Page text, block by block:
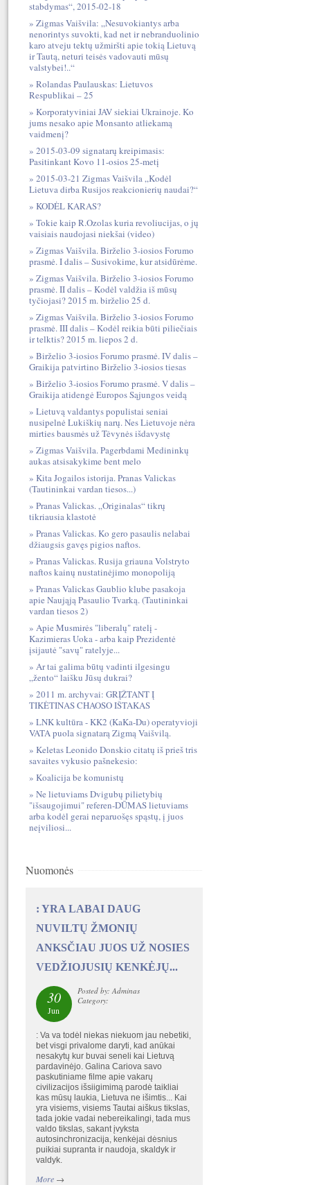
stabdymas“, 2015-02-18
Zigmas Vaišvila: „Nesuvokiantys arba
nenorintys suvokti, kad net ir nebranduolinio
karo atveju tektų užmiršti apie tokią Lietuvą
ir Tautą, neturi teisės vadovauti mūsų
valstybei!..“
Rolandas Paulauskas: Lietuvos
Respublikai – 25
Korporatyviniai JAV siekiai Ukrainoje. Ko
jums nesako apie Monsanto atliekamą
vaidmenį?
2015-03-09 signatarų kreipimasis:
Pasitinkant Kovo 11-osios 25-metį
2015-03-21 Zigmas Vaišvila „Kodėl
Lietuva dirba Rusijos reakcionierių naudai?“
KODĖL KARAS?
Tokie kaip R.Ozolas kuria revoliucijas, o jų
vaisiais naudojasi niekšai (video)
Zigmas Vaišvila. Birželio 3-iosios Forumo
prasmė. I dalis – Susivokime, kur atsidūrėme.
Zigmas Vaišvila. Birželio 3-iosios Forumo
prasmė. II dalis – Kodėl valdžia iš mūsų
tyčiojasi? 2015 m. birželio 25 d.
Zigmas Vaišvila. Birželio 3-iosios Forumo
prasmė. III dalis – Kodėl reikia būti piliečiais
ir telktis? 2015 m. liepos 2 d.
Birželio 3-iosios Forumo prasmė. IV dalis –
Graikija patvirtino Birželio 3-iosios tiesas
Birželio 3-iosios Forumo prasmė. V dalis –
Graikija atidengė Europos Sąjungos veidą
Lietuvą valdantys populistai seniai
nusipelnė Lukiškių narų. Nes Lietuvoje nėra
mirties bausmės už Tėvynės išdavystę
Zigmas Vaišvila. Pagerbdami Medininkų
aukas atsisakykime bent melo
Kita Jogailos istorija. Pranas Valickas
(Tautininkai vardan tiesos...)
Pranas Valickas. „Originalas“ tikrų
tikriausia klastotė
Pranas Valickas. Ko gero pasaulis nelabai
džiaugsis gavęs pigios naftos.
Pranas Valickas. Rusija griauna Volstryto
naftos kainų nustatinėjimo monopoliją
Pranas Valickas Gaublio klube pasakoja
apie Naująją Pasaulio Tvarką. (Tautininkai
vardan tiesos 2)
Apie Musmirės "liberalų" ratelį -
Kazimieras Uoka - arba kaip Prezidentė
įsijautė "savų" ratelyje...
Ar tai galima būtų vadinti ilgesingu
„žento“ laišku Jūsų dukrai?
2011 m. archyvai: GRĮŽTANT Į
TIKĖTINAS CHAOSO IŠTAKAS
LNK kultūra - KK2 (KaKa-Du) operatyvioji
VATA puola signatarą Zigmą Vaišvilą.
Keletas Leonido Donskio citatų iš prieš tris
savaites vykusio pašnekesio:
Koalicija be komunistų
Ne lietuviams Dvigubų pilietybių
"išsaugojimui" referen-DŪMAS lietuviams
arba kodėl gerai neparuošęs spąstų, į juos
neįviliosi...
Nuomonės
: YRA LABAI DAUG
NUVILTŲ ŽMONIŲ
ANKSČIAU JUOS UŽ NOSIES
VEDŽIOJUSIŲ KENKĖJŲ...
30
Jun
Posted by: Adminas
Category:
: Va va todėl niekas niekuom jau nebetiki,
bet visgi privalome daryti, kad anūkai
nesakytų kur buvai seneli kai Lietuvą
pardavinėjo. Galina Cariova savo
paskutiniame filme apie vakarų
civilizacijos išsiigimimą parodė taikliai
kas mūsų laukia, Lietuva ne išimtis... Kai
yra visiems, visiems Tautai aiškus tikslas,
tada jokie vadai nebereikalingi, tada mus
valdo tikslas, sakant įvyksta
autosinchronizacija, kenkėjai dėsnius
puikiai supranta ir naudoja, skaldyk ir
valdyk.
More→